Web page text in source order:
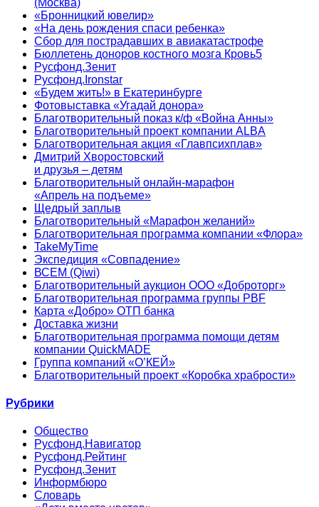
«Бронницкий ювелир»
«На день рождения спаси ребенка»
Сбор для пострадавших в авиакатастрофе
Бюллетень доноров костного мозга Кровь5
Русфонд.Зенит
Русфонд.Ironstar
«Будем жить!» в Екатеринбурге
Фотовыставка «Угадай донора»
Благотворительный показ к/ф «Война Анны»
Благотворительный проект компании ALBA
Благотворительная акция «Главпсихплав»
Дмитрий Хворостовский
и друзья – детям
Благотворительный онлайн‑марафон
«Апрель на подъеме»
Щедрый заплыв
Благотворительный «Марафон желаний»
Благотворительная программа компании «Флора»
TakeMyTime
Экспедиция «Совпадение»
ВСЕМ (Qiwi)
Благотворительный аукцион ООО «Доброторг»
Благотворительная программа группы PBF
Карта «Добро» ОТП банка
Доставка жизни
Благотворительная программа помощи детям
компании QuickMADE
Группа компаний «О’КЕЙ»
Благотворительный проект «Коробка храбрости»
Рубрики
Общество
Русфонд.Навигатор
Русфонд.Рейтинг
Русфонд.Зенит
Информбюро
Словарь